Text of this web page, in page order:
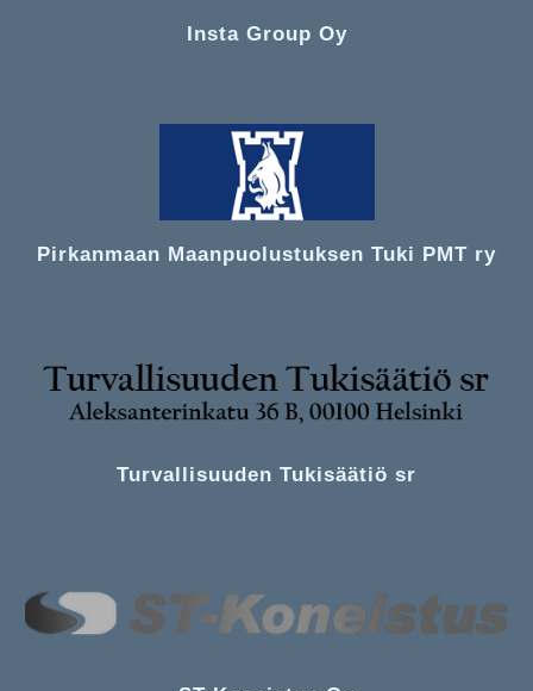
Insta Group Oy
Pirkanmaan Maanpuolustuksen Tuki PMT ry
Turvallisuuden Tukisäätiö sr